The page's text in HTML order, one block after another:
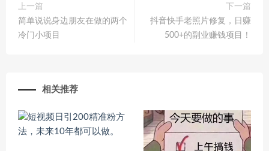
上一篇
简单说说身边朋友在做的两个
冷门小项目
下一篇
抖音快手老照片修复，日赚
500+的副业赚钱项目！
相关推荐